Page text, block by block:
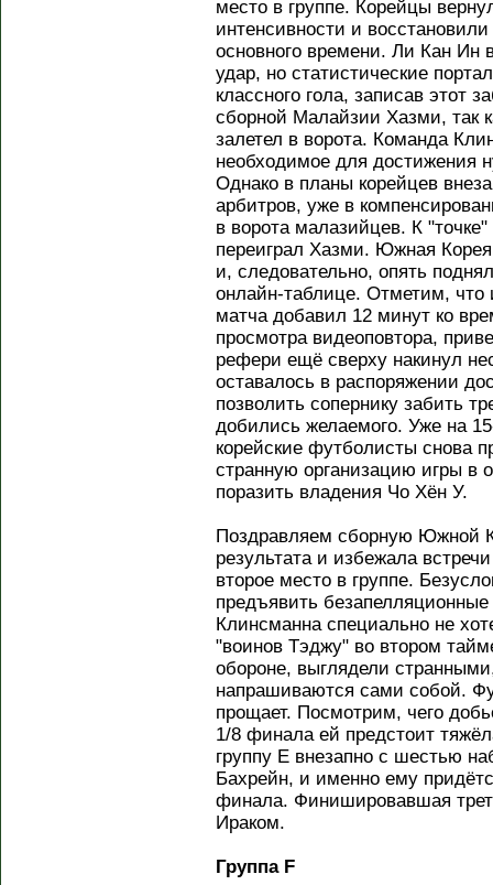
место в группе. Корейцы
интенсивности и
основного времени. Ли Кан Ин
удар, но статистические
классного гола, записав этот
сборной Малайзии Хазми, так
залетел в ворота. Команда
необходимое для достижения
Однако в планы корейцев
арбитров, уже в
в ворота малазийцев. К
переиграл Хазми. Южная
и, следовательно, опять
онлайн-таблице. Отметим, что
матча добавил 12 минут ко
просмотра видеоповтора,
рефери ещё сверху накинул
оставалось в распоряжении
позволить сопернику забить
добились желаемого. Уже на
корейские футболисты снова
странную организацию игры в
поразить владения Чо Хён У.
Поздравляем сборную Южной
результата и избежала
второе место в группе.
предъявить безапелляционные
Клинсманна специально не
"воинов Тэджу" во втором
обороне, выглядели
напрашиваются сами собой.
прощает. Посмотрим, чего
1/8 финала ей предстоит
группу E внезапно с шестью
Бахрейн, и именно ему
финала. Финишировавшая
Ираком.
Группа F